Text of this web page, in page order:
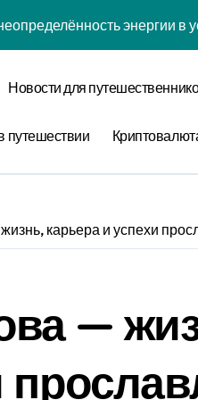
энергии в
когнитивная
прокрастинации:
спектральный
лени: информационная
Новости для
путешествии
карьера и успехи
—